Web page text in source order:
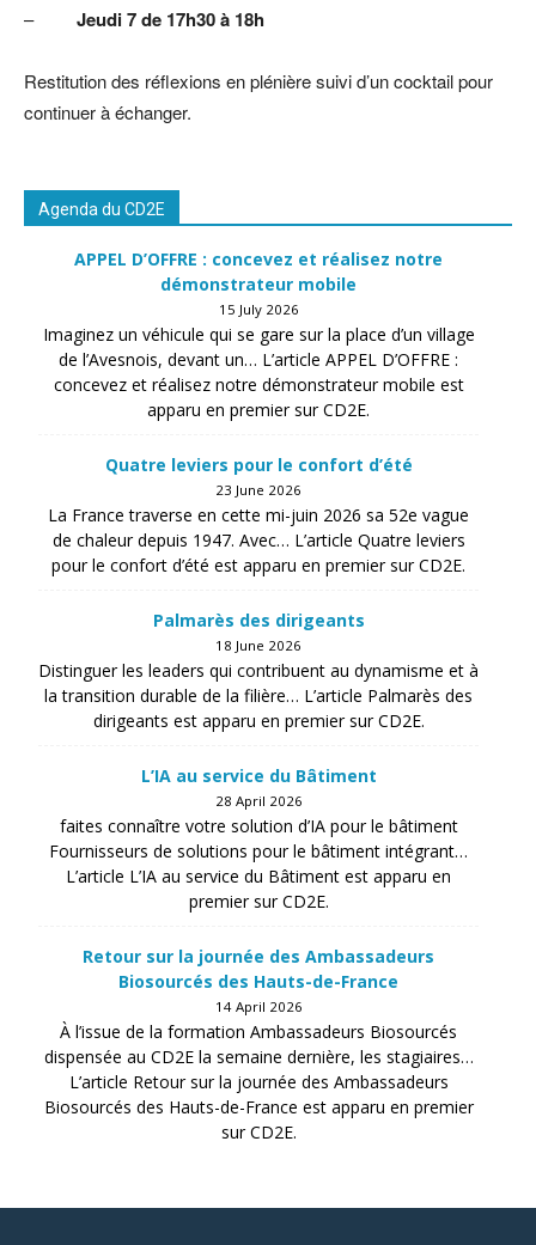
– Jeudi 7 de 17h30 à 18h
Restitution des réflexions en plénière suivi d’un cocktail pour
continuer à échanger.
Agenda du CD2E
APPEL D’OFFRE : concevez et réalisez notre
démonstrateur mobile
15 July 2026
Imaginez un véhicule qui se gare sur la place d’un village
de l’Avesnois, devant un… L’article APPEL D’OFFRE :
concevez et réalisez notre démonstrateur mobile est
apparu en premier sur CD2E.
Quatre leviers pour le confort d’été
23 June 2026
La France traverse en cette mi-juin 2026 sa 52e vague
de chaleur depuis 1947. Avec… L’article Quatre leviers
pour le confort d’été est apparu en premier sur CD2E.
Palmarès des dirigeants
18 June 2026
Distinguer les leaders qui contribuent au dynamisme et à
la transition durable de la filière… L’article Palmarès des
dirigeants est apparu en premier sur CD2E.
L’IA au service du Bâtiment
28 April 2026
faites connaître votre solution d’IA pour le bâtiment
Fournisseurs de solutions pour le bâtiment intégrant…
L’article L’IA au service du Bâtiment est apparu en
premier sur CD2E.
Retour sur la journée des Ambassadeurs
Biosourcés des Hauts-de-France
14 April 2026
À l’issue de la formation Ambassadeurs Biosourcés
dispensée au CD2E la semaine dernière, les stagiaires…
L’article Retour sur la journée des Ambassadeurs
Biosourcés des Hauts-de-France est apparu en premier
sur CD2E.